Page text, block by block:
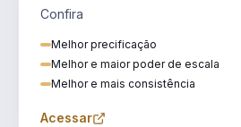
Confira
Melhor precificação
Melhor e maior poder de escala
Melhor e mais consistência
Acessar